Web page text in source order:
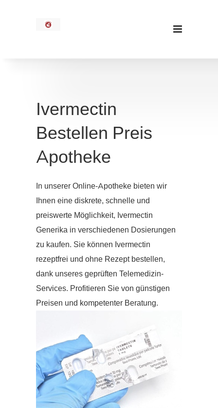
Ivermectin
Bestellen Preis
Apotheke
In unserer Online-Apotheke bieten wir
Ihnen eine diskrete, schnelle und
preiswerte Möglichkeit, Ivermectin
Generika in verschiedenen Dosierungen
zu kaufen. Sie können Ivermectin
rezeptfrei und ohne Rezept bestellen,
dank unseres geprüften Telemedizin-
Services. Profitieren Sie von günstigen
Preisen und kompetenter Beratung.